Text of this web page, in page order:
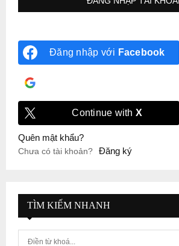
Đăng nhập với Facebook
Continue with X
Quên mật khẩu?
Chưa có tài khoản? Đăng ký
TÌM KIẾM NHANH